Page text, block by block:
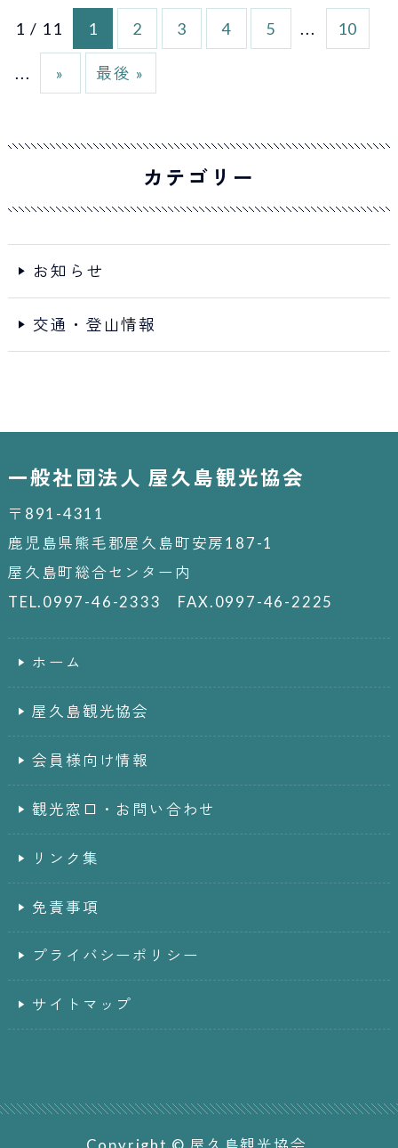
1 / 11 1 2 3 4 5 ... 10
... » 最後 »
カテゴリー
お知らせ
交通・登山情報
一般社団法人 屋久島観光協会
〒891-4311
鹿児島県熊毛郡屋久島町安房187-1
屋久島町総合センター内
TEL.0997-46-2333 FAX.0997-46-2225
ホーム
屋久島観光協会
会員様向け情報
観光窓口・お問い合わせ
リンク集
免責事項
プライバシーポリシー
サイトマップ